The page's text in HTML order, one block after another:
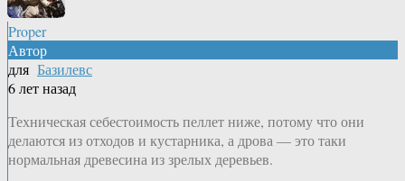
Proper
Автор
для Базилевс
6 лет назад
Техническая себестоимость пеллет ниже, потому что они
делаются из отходов и кустарника, а дрова — это таки
нормальная древесина из зрелых деревьев.